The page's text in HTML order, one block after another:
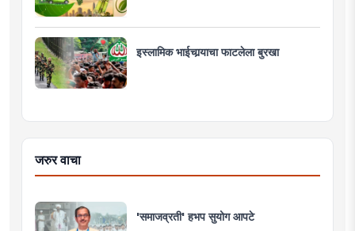
इस्लामिक भाईचार्‍याचा फाटलेला बुरखा
जरुर वाचा
'समाजव्रती' हभप सुयोग आपटे